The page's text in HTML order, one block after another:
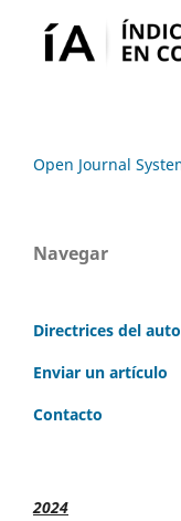
Open Journal
Navegar
Directrices del
Enviar un artículo
Contacto
2024